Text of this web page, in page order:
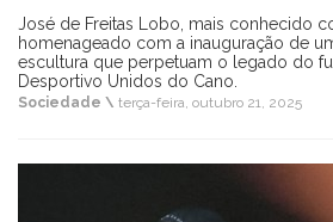
José de Freitas Lobo, mais conhecido
homenageado com a inauguração de
escultura que perpetuam o legado do
Desportivo Unidos do Cano.
Sociedade \ terça-feira, outubro 21, 2025